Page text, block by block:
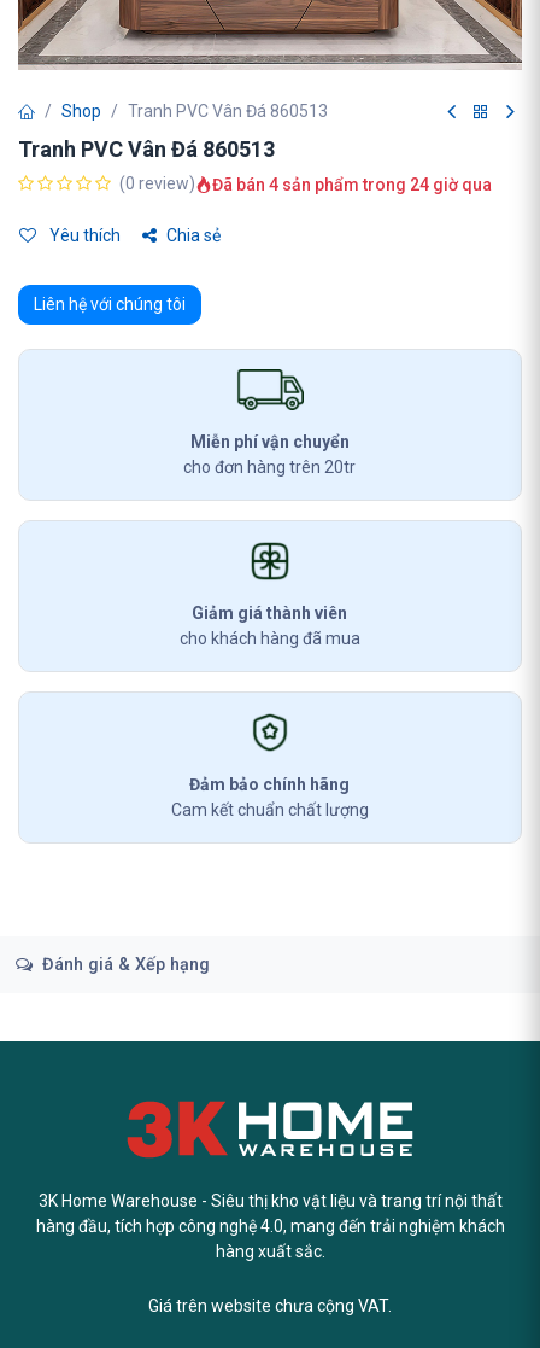
Shop Tranh PVC Vân Đá 860513
Tranh PVC Vân Đá 860513
(0 review) Đã bán 4 sản phẩm trong 24 giờ qua
Yêu thích Chia sẻ
Liên hệ với chúng tôi
Miễn phí vận chuyển
cho đơn hàng trên 20tr
Giảm giá thành viên
cho khách hàng đã mua
Đảm bảo chính hãng
Cam kết chuẩn chất lượng
Đánh giá & Xếp hạng
3K Home Warehouse - Siêu thị kho vật liệu và trang trí nội thất
hàng đầu, tích hợp công nghệ 4.0, mang đến trải nghiệm khách
hàng xuất sắc.
Giá trên website chưa cộng VAT.